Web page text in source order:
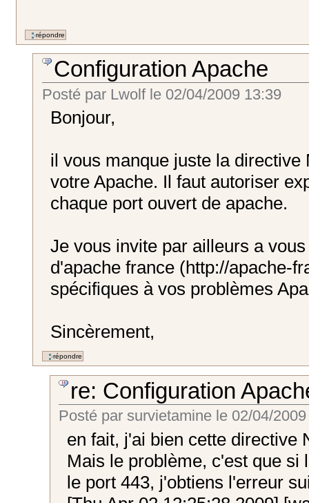
Configuration Apache
Posté par Lwolf le02/04/2009 13:39
Bonjour,
il vous manque juste la
votre Apache. Il faut autoriser
chaque port ouvert de apache.
Je vous invite par ailleurs a
d'apache france (http://apache-
spécifiques à vos problèmes
Sincèrement,
re: Configuration
Posté par survietamine le02/04/2009
en fait, j'ai bien cette directive
Mais le problème, c'est que
le port 443, j'obtiens l'erreur